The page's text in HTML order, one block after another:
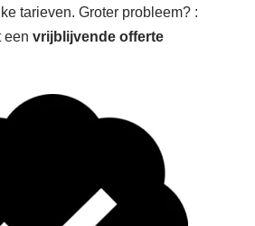
tarieven. Groter probleem? :
een vrijblijvende offerte